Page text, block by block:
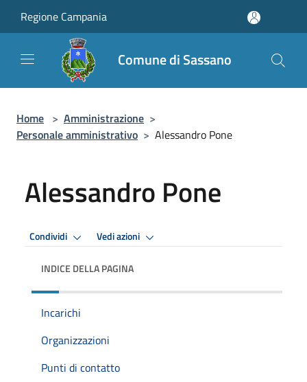
Regione Campania
Comune di Sassano
Home > Amministrazione >
Personale amministrativo > Alessandro Pone
Alessandro Pone
Condividi Vedi azioni
INDICE DELLA PAGINA
Incarichi
Organizzazioni
Punti di contatto